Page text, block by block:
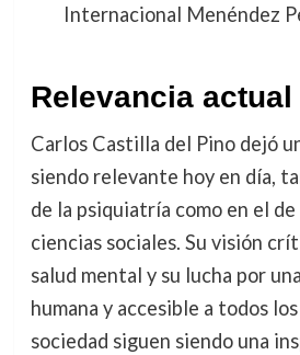
Internacional Menéndez
Relevancia actual
Carlos Castilla del Pino dejó
siendo relevante hoy en día,
de la psiquiatría como en el
ciencias sociales. Su visión
salud mental y su lucha por
humana y accesible a todos
sociedad siguen siendo una